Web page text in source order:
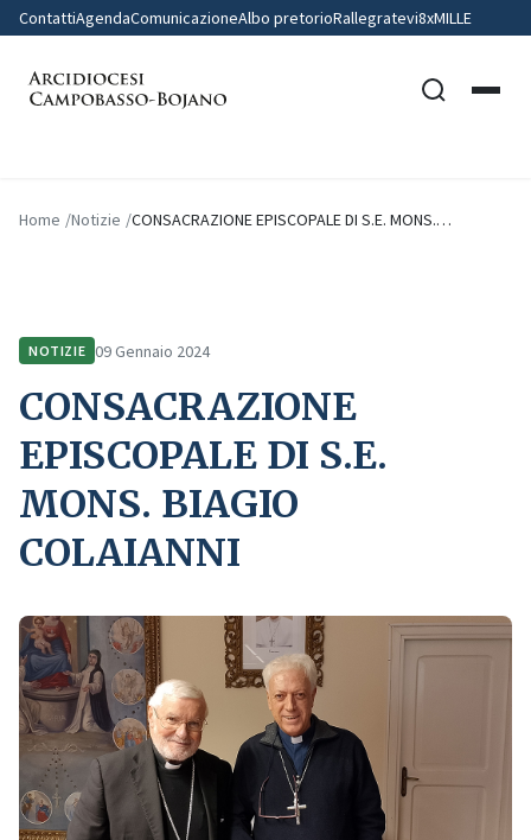
ContattiAgendaComunicazioneAlbo pretorioRallegratevi8xMILLE
Home Notizie CONSACRAZIONE EPISCOPALE DI S.E. MONS.…
NOTIZIE 09 Gennaio 2024
CONSACRAZIONE
EPISCOPALE DI S.E.
MONS. BIAGIO
COLAIANNI